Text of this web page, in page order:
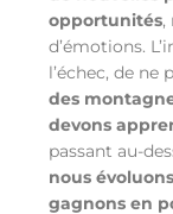
opportunités,
d’émotions.
l’échec, de ne
des
devons
passant au-
nous
gagnons en